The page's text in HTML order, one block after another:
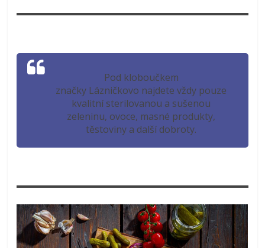
Pod kloboučkem
značky Lázničkovo najdete vždy pouze
kvalitní sterilovanou a sušenou
zeleninu, ovoce, masné produkty,
těstoviny a další dobroty.